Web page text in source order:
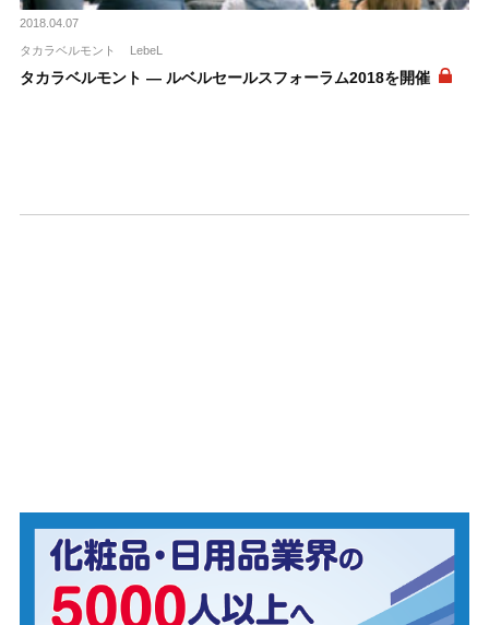
2018.04.07
タカラベルモント LebeL
タカラベルモント ― ルベルセールスフォーラム2018を開催